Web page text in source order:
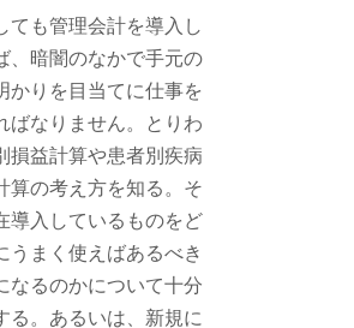
ても管理会計を導入し
、暗闇のなかで手元の
かりを目当てに仕事を
ばなりません。とりわ
損益計算や患者別疾病
算の考え方を知る。そ
導入しているものをど
うまく使えばあるべき
なるのかについて十分
る。あるいは、新規に